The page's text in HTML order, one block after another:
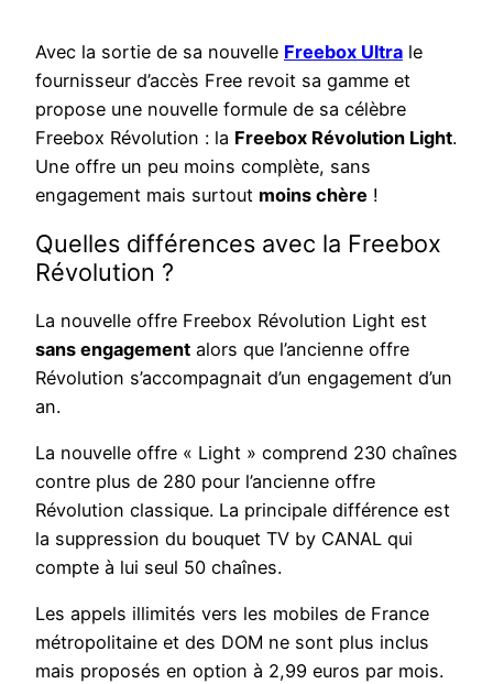
Avec la sortie de sa nouvelle Freebox Ultra le
fournisseur d’accès Free revoit sa gamme et
propose une nouvelle formule de sa célèbre
Freebox Révolution : la Freebox Révolution Light.
Une offre un peu moins complète, sans
engagement mais surtout moins chère !
Quelles différences avec la Freebox
Révolution ?
La nouvelle offre Freebox Révolution Light est
sans engagement alors que l’ancienne offre
Révolution s’accompagnait d’un engagement d’un
an.
La nouvelle offre « Light » comprend 230 chaînes
contre plus de 280 pour l’ancienne offre
Révolution classique. La principale différence est
la suppression du bouquet TV by CANAL qui
compte à lui seul 50 chaînes.
Les appels illimités vers les mobiles de France
métropolitaine et des DOM ne sont plus inclus
mais proposés en option à 2,99 euros par mois.